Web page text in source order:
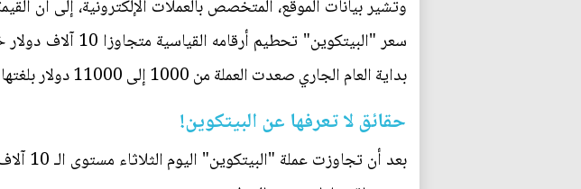
بداية العام الجاري صعدت العملة من 1000 إلى 11000 دولار بلغتها اليوم، محققة لمستثمريها مكاسب قوية.
حقائق لا تعرفها عن البيتكوين!
بعد